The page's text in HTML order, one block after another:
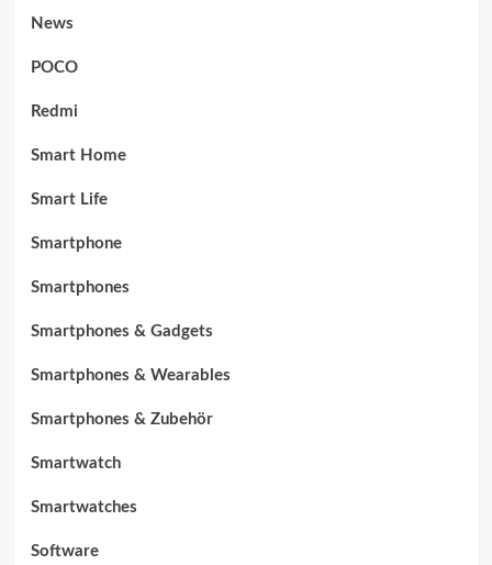
News
POCO
Redmi
Smart Home
Smart Life
Smartphone
Smartphones
Smartphones & Gadgets
Smartphones & Wearables
Smartphones & Zubehör
Smartwatch
Smartwatches
Software